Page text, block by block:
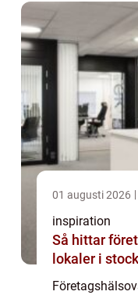
01 augusti 2026
inspiration
Så hittar
lokaler i